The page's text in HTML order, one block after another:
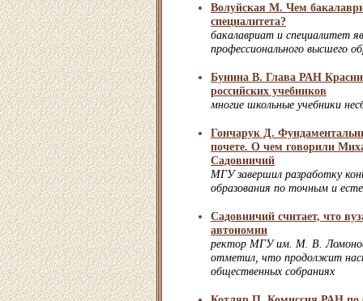
Волуйская М. Чем
специалитета?
бакалавриат и специалитет
профессионального высшего
Бунина В. Глава РАН
российских учебников
многие школьные учебники
Гончарук Д.
почете. О чем говорили
Садовничий
МГУ завершил разработку
образования по точным и
Садовничий считает, что
автономии
ректор МГУ им. М. В.
отметил, что продолжит
общественных собраниях